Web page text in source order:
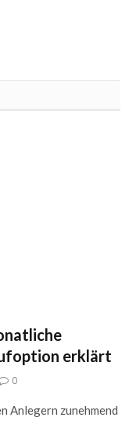
erklärt
0
Anlegern zunehmend